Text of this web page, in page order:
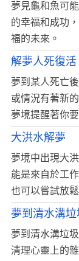
夢見龜和魚可
的幸福和成功
福的未來。
解夢人死復活
夢到某人死亡
或情況有著新
夢境提醒著你
大洪水解夢
夢境中出現大
能是來自於工
也可以嘗試放
夢到清水溝垃
夢到清水溝垃
清理心靈上的